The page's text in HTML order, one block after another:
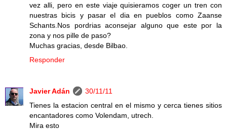
vez alli, pero en este viaje quisieramos coger un tren con
nuestras bicis y pasar el dia en pueblos como Zaanse
Schants.Nos pordrias aconsejar alguno que este por la
zona y nos pille de paso?
Muchas gracias, desde Bilbao.
Responder
Javier Adán
30/11/11
Tienes la estacion central en el mismo y cerca tienes sitios
encantadores como Volendam, utrech.
Mira esto